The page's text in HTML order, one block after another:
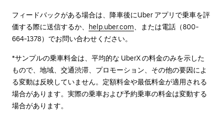
フィードバックがある場合は、降車後に⁠Uber アプリで乗車を評
価する際に送信するか、
help.uber.com 、または電話（800-
664-1378）でお問い合わせください。
*サンプルの乗車料金は、平均的な UberX の料金のみを示した
もので、地域、交通渋滞、プロモーション、その他の要因によ
る変動は反映していません。定額料金や最低料金が適用される
場合があります。実際の乗車および予約乗車の料金は変動する
場合があります。